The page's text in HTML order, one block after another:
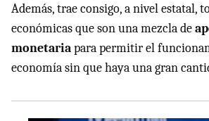
Además, trae consigo, a nivel estatal,
económicas que son una mezcla de
monetariapara permitir el
economía sin que haya una gran